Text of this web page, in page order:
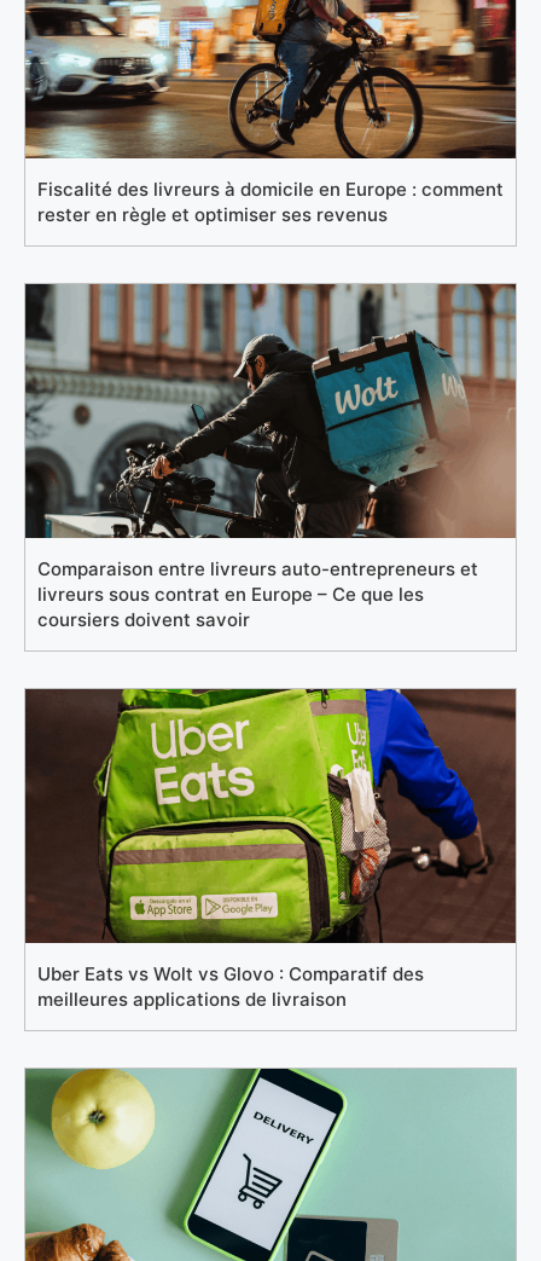
Fiscalité des livreurs à domicile en Europe : comment
rester en règle et optimiser ses revenus
Comparaison entre livreurs auto-entrepreneurs et
livreurs sous contrat en Europe – Ce que les
coursiers doivent savoir
Uber Eats vs Wolt vs Glovo : Comparatif des
meilleures applications de livraison